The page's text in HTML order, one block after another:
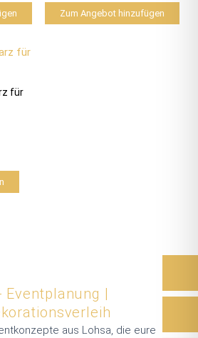
Zum Angebot hinzufügen
für
|
aus Lohsa, die eure